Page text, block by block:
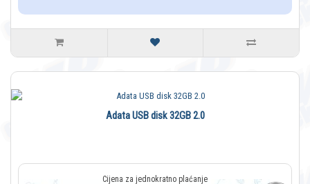
Adata USB disk 32GB 2.0